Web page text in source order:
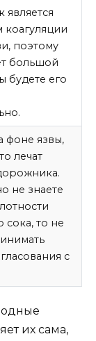
коагуляции
поэтому
большой
будете его
фоне язвы,
лечат
не знаете
сока, то не
с
их сама,